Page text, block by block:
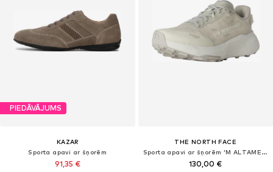
PIEDĀVĀJUMS
KAZAR
Sporta apavi ar šņorēm
91,35 €
THE NORTH FACE
Sporta apavi ar šņorēm 'M ALTAMESA 300 V2'
130,00 €